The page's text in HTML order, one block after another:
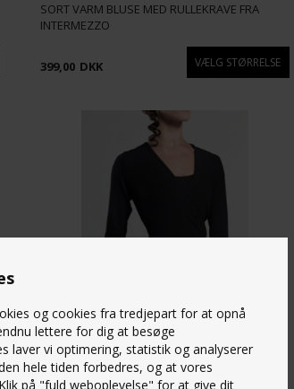
og cookies fra tredjepart for at opnå
lettere for dig at besøge
laver vi optimering, statistik og analyserer
hele tiden forbedres, og at vores
på "fuld weboplevelse" for at give dit
SORT VARM BLUSE MED RULLEKRAVE FRA
INTERMEZZO
399,00 DKK
WEARMOI SORT SLÅ OM OVERDEL BALLET OG
GYMNASTIK